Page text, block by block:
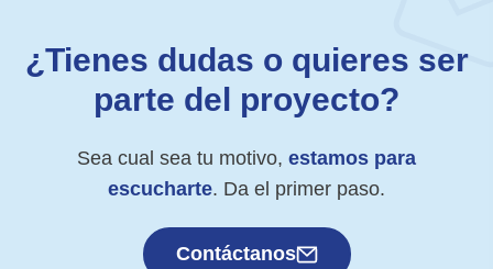
¿Tienes dudas o quieres ser
parte del proyecto?
Sea cual sea tu motivo, estamos para
escucharte. Da el primer paso.
Contáctanos